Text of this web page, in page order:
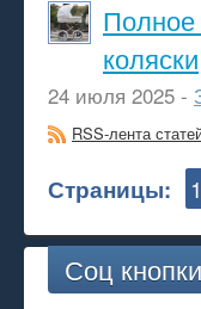
Полное
коляски
24 июля 2025 -
RSS-лента
Страницы: 1
Соц кнопки